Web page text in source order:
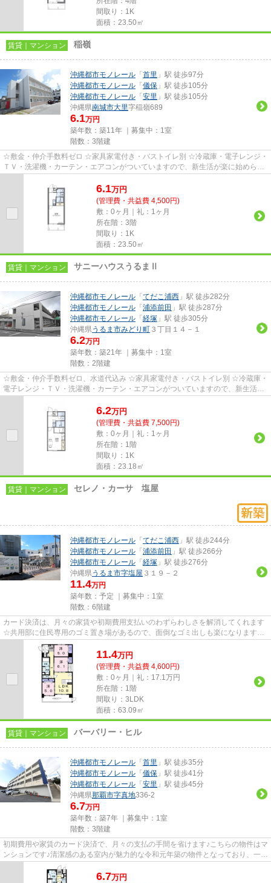
間取り：1K
面積：23.50㎡
賃貸｜マンション 稲嶺
沖縄都市モノレール 「 首里 」駅 徒歩97分
沖縄都市モノレール 「 儀保 」駅 徒歩105分
沖縄都市モノレール 「 安里 」駅 徒歩105分
沖縄県南城市大里字稲嶺689
6.1万円
築年数：築11年 ｜募集中： 1室
階数：3階建
☆敷金・仲介手数料ゼロ ☆家具家電付き・バストイレ別 ☆冷蔵庫・電子レンジ・
ＴＶ・洗濯機・カーテン・エアコンがついていますので、新生活が楽に始められ
6.1万円
(管理費・共益費 4,500円)
敷：0ヶ月｜礼：1ヶ月
所在階：3階
間取り：1K
面積：23.50㎡
賃貸｜マンション サニーハウスうるまⅡ
沖縄都市モノレール 「 てだこ浦西 」駅 徒歩282分
沖縄都市モノレール 「 浦添前田 」駅 徒歩287分
沖縄都市モノレール 「 経塚 」駅 徒歩305分
沖縄県うるま市みどり町 ３丁目１４－１
6.2万円
築年数：築21年 ｜募集中： 1室
階数：2階建
☆敷金・仲介手数料ゼロ、水道代込み ☆家具家電付き・バストイレ別 ☆冷蔵庫・
電子レンジ・ＴＶ・洗濯機・カーテン・エアコンがついていますので、新生活が
6.2万円
(管理費・共益費 7,500円)
敷：0ヶ月｜礼：1ヶ月
所在階：1階
間取り：1K
面積：23.18㎡
賃貸｜マンション セレノ・カーサ 塩屋
沖縄都市モノレール 「 てだこ浦西 」駅 徒歩244分
沖縄都市モノレール 「 浦添前田 」駅 徒歩266分
沖縄都市モノレール 「 経塚 」駅 徒歩276分
沖縄県うるま市字塩屋 ３１９－２
11.4万円
築年数：予定 ｜募集中： 1室
階数：6階建
カード決済は、月々の家賃や初期費用支払いのわずらわしさを解消してくれます
☆共用部に住民専用のゴミ置き場があるので、面倒なゴミ出しも楽になります☆
こちらの物件はマンションです☆...
11.4万円
(管理費・共益費 4,600円)
敷：0ヶ月｜礼：17.1万円
所在階：1階
間取り：3LDK
面積：63.09㎡
賃貸｜マンション バーバリー・ヒル
沖縄都市モノレール 「 首里 」駅 徒歩35分
沖縄都市モノレール 「 儀保 」駅 徒歩41分
沖縄都市モノレール 「 安里 」駅 徒歩45分
沖縄県那覇市字真地336-2
6.7万円
築年数：築7年 ｜募集中： 1室
階数：3階建
初期費用や家賃のカード決済で、月々の支払の手間を省けます♪こちらの物件はマ
ンションです♪清潔感のある室内が魅力的な令和元年築の物件となっており、一押
しです♪こだわりポイント満...
6.7万円